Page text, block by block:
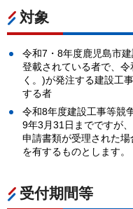
対象
令和7・8年度鹿児島市
登載されている者で、
く。)が発注する建設工
する者
令和8年度建設工事等競
9年3月31日までですが
申請書類が受理された
を有するものとします。
受付期間等